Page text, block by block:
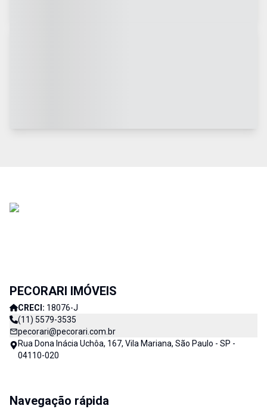
PECORARI IMÓVEIS
CRECI: 18076-J
(11) 5579-3535
pecorari@pecorari.com.br
Rua Dona Inácia Uchôa, 167, Vila Mariana, São Paulo - SP -
04110-020
Navegação rápida